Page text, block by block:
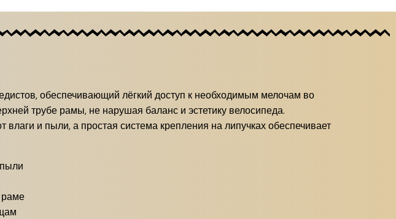
обеспечивающий лёгкий доступ к необходимым мелочам во
трубе рамы, не нарушая баланс и эстетику велосипеда.
и пыли, а простая система крепления на липучках обеспечивает
раме